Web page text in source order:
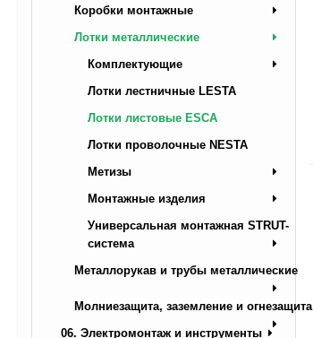
Коробки монтажные
Лотки металлические
Комплектующие
Лотки лестничные LESTA
Лотки листовые ESCA
Лотки проволочные NESTA
Метизы
Монтажные изделия
Универсальная монтажная STRUT-
система
Металлорукав и трубы металлические
Молниезащита, заземление и огнезащита
06. Электромонтаж и инструменты